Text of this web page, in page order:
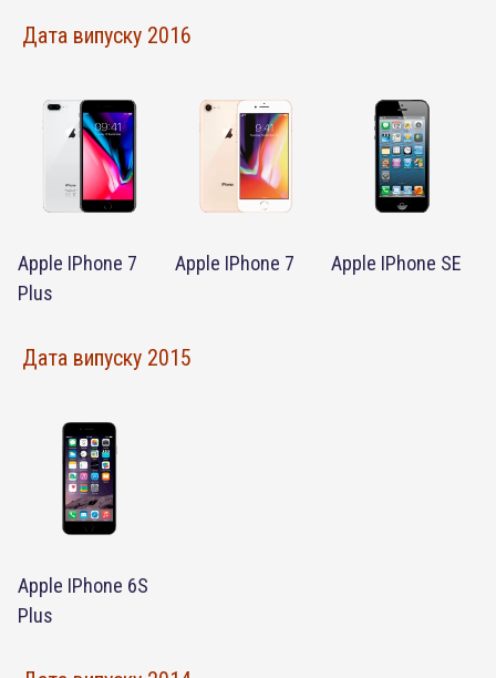
Дата випуску 2016
Apple IPhone 7
Plus
Apple IPhone 7 Apple IPhone SE
Дата випуску 2015
Apple IPhone 6S
Plus